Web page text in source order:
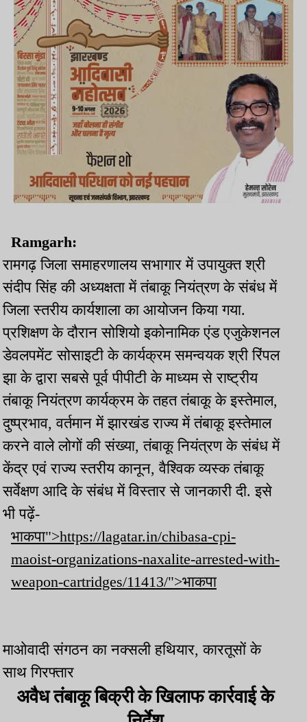
Ramgarh:
रामगढ़ जिला समाहरणालय सभागार में उपायुक्त श्री
संदीप सिंह की अध्यक्षता में तंबाकू नियंत्रण के संबंध में
जिला स्तरीय कार्यशाला का आयोजन किया गया.
प्रशिक्षण के दौरान सोशियो इकोनामिक एंड एजुकेशनल
डेवलपमेंट सोसाइटी के कार्यक्रम समन्वयक श्री रिंपल
झा के द्वारा सबसे पूर्व पीपीटी के माध्यम से राष्ट्रीय
तंबाकू नियंत्रण कार्यक्रम के तहत तंबाकू के इस्तेमाल,
दुष्प्रभाव, वर्तमान में झारखंड राज्य में तंबाकू इस्तेमाल
करने वाले लोगों की संख्या, तंबाकू नियंत्रण के संबंध में
केंद्र एवं राज्य स्तरीय कानून, वैश्विक व्यस्क तंबाकू
सर्वेक्षण आदि के संबंध में विस्तार से जानकारी दी. इसे
भी पढ़ें-
भाकपा">https://lagatar.in/chibasa-cpi-
maoist-organizations-naxalite-arrested-with-
weapon-cartridges/11413/">भाकपा
माओवादी संगठन का नक्सली हथियार, कारतूसों के
साथ गिरफ्तार
अवैध तंबाकू बिक्री के खिलाफ कार्रवाई के